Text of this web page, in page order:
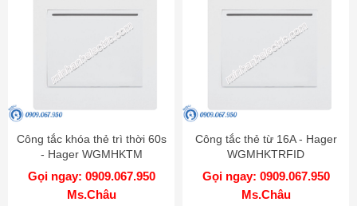
Công tắc khóa thẻ trì thời 60s
- Hager WGMHKTM
Gọi ngay: 0909.067.950
Ms.Châu
Công tắc thẻ từ 16A - Hager
WGMHKTRFID
Gọi ngay: 0909.067.950
Ms.Châu